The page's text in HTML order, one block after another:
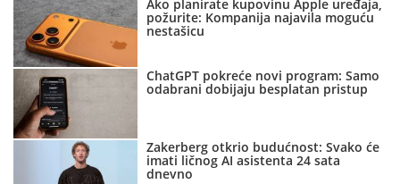
Ako planirate kupovinu Apple uređaja,
požurite: Kompanija najavila moguću
nestašicu
ChatGPT pokreće novi program: Samo
odabrani dobijaju besplatan pristup
Zakerberg otkrio budućnost: Svako će
imati ličnog AI asistenta 24 sata
dnevno